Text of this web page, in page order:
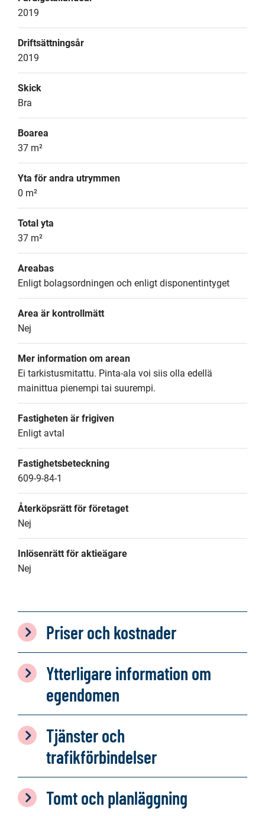
2019
Driftsättningsår
2019
Skick
Bra
Boarea
37 m²
Yta för andra utrymmen
0 m²
Total yta
37 m²
Areabas
Enligt bolagsordningen och enligt disponentintyget
Area är kontrollmätt
Nej
Mer information om arean
Ei tarkistusmitattu. Pinta-ala voi siis olla edellä
mainittua pienempi tai suurempi.
Fastigheten är frigiven
Enligt avtal
Fastighetsbeteckning
609-9-84-1
Återköpsrätt för företaget
Nej
Inlösenrätt för aktieägare
Nej
Priser och kostnader
Ytterligare information om
egendomen
Tjänster och
trafikförbindelser
Tomt och planläggning